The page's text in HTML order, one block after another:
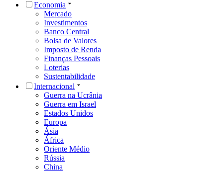
Economia
Mercado
Investimentos
Banco Central
Bolsa de Valores
Imposto de Renda
Finanças Pessoais
Loterias
Sustentabilidade
Internacional
Guerra na Ucrânia
Guerra em Israel
Estados Unidos
Europa
Ásia
África
Oriente Médio
Rússia
China